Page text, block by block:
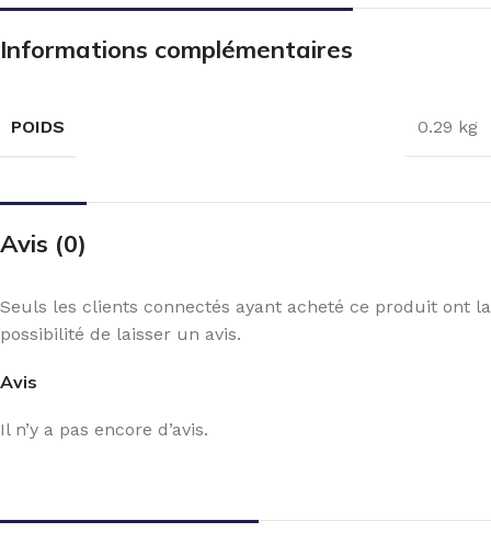
Informations complémentaires
POIDS 0.29 kg
Avis (0)
Avis
Il n’y a pas encore d’avis.
Seuls les clients connectés ayant acheté ce produit ont la
possibilité de laisser un avis.